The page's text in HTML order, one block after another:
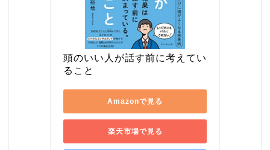
頭のいい人が話す前に考えてい
ること
Amazonで見る
楽天市場で見る